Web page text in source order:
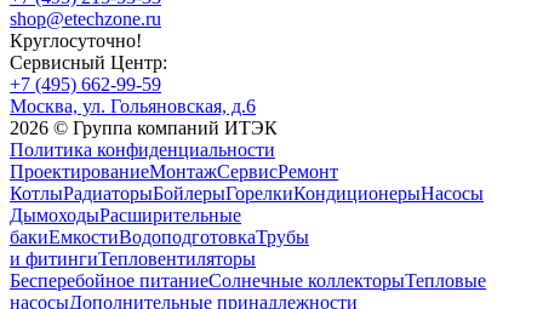
shop@etechzone.ru
Круглосуточно!
Сервисный Центр:
+7 (495) 662-99-59
Москва, ул. Гольяновская, д.6
2026 © Группа компаний ИТЭК
Политика конфиденциальности
ПроектированиеМонтажСервисРемонт
КотлыРадиаторыБойлерыГорелкиКондиционерыНасосы
ДымоходыРасширительные
бакиЕмкостиВодоподготовкаТрубы
и фитингиТепловентиляторы
Бесперебойное питаниеСолнечные коллекторыТепловые
насосыДополнительные принадлежности